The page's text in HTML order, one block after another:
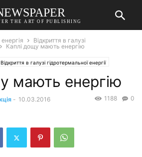
THE ART OF PUBLISHING
Відкриття в галузі
Каплі дощу мають енергію
Відкриття в галузі гідротермальної енергії
мають енергію
- 10.03.2016 0
1188